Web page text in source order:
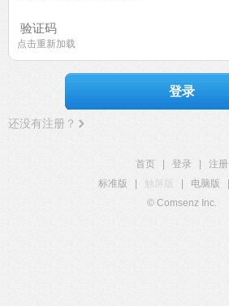
点击重新加载
登录
还没有注册？
首页 登录
注册
标准版
触屏版 电脑版
© Comsenz Inc.